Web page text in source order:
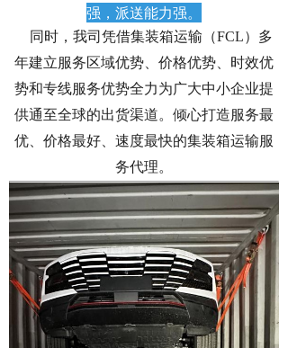
强，派送能力强。
同时，我司凭借集装箱运输（FCL）多
年建立服务区域优势、价格优势、时效优
势和专线服务优势全力为广大中小企业提
供通至全球的出货渠道。倾心打造服务最
优、价格最好、速度最快的集装箱运输服
务代理。